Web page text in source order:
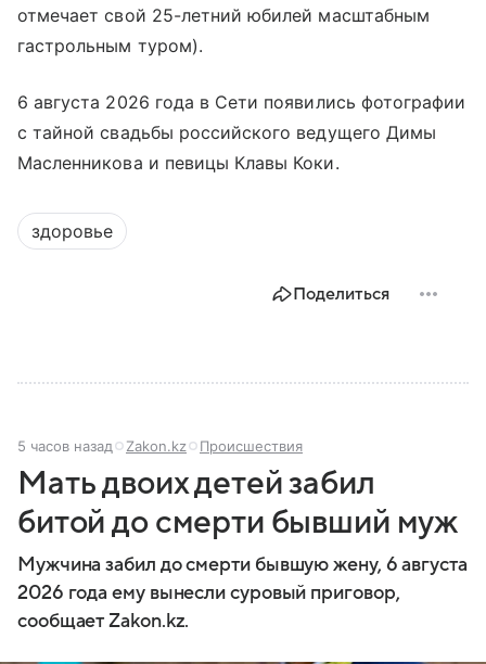
отмечает свой 25-летний юбилей масштабным
гастрольным туром).
6 августа 2026 года в Сети появились фотографии
с тайной свадьбы российского ведущего Димы
Масленникова и певицы Клавы Коки.
здоровье
Поделиться
5 часов назад Zakon.kz Происшествия
Мать двоих детей забил
битой до смерти бывший муж
Мужчина забил до смерти бывшую жену, 6 августа
2026 года ему вынесли суровый приговор,
сообщает Zakon.kz.